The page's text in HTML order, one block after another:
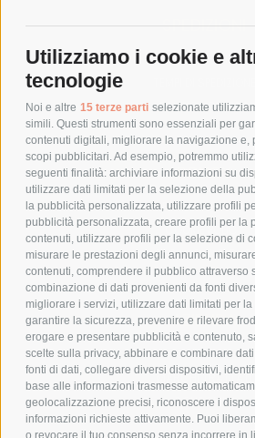
Utilizziamo i cookie e
tecnologie
Noi e altre 15 terze parti selezionate
simili. Questi strumenti sono essenziali per
contenuti digitali, migliorare la navigazione e,
scopi pubblicitari. Ad esempio, potremmo
seguenti finalità: archiviare informazioni su
utilizzare dati limitati per la selezione della
la pubblicità personalizzata, utilizzare profili
pubblicità personalizzata, creare profili per la
contenuti, utilizzare profili per la selezione di
misurare le prestazioni degli annunci,
contenuti, comprendere il pubblico attraverso
combinazione di dati provenienti da fonti
migliorare i servizi, utilizzare dati limitati per
garantire la sicurezza, prevenire e rilevare
erogare e presentare pubblicità e contenuto,
scelte sulla privacy, abbinare e combinare
fonti di dati, collegare diversi dispositivi,
base alle informazioni trasmesse
geolocalizzazione precisi, riconoscere i
informazioni richieste attivamente. Puoi
SPEDIZIONI
COSTI DI
POLITICA DI RESO
POLICY
PRIVACY POLICY
COOKIE POLICY
PAGAMENTI SICURI
AZIENDA
CHI SIAMO
MARCHI TRATTATI
CONDOMINI